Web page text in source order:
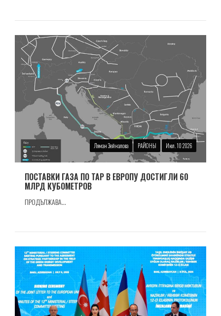
Ляман Зейналова РАЙОНЫ Июл. 10 2026
ПОСТАВКИ ГАЗА ПО TAP В ЕВРОПУ ДОСТИГЛИ 60
МЛРД КУБОМЕТРОВ
ПРОДЪЛЖАВА...